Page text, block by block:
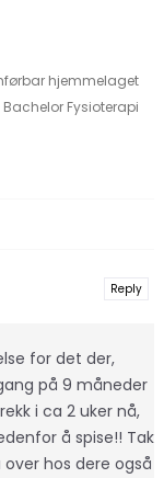
hjemmelaget
Fysioterapi
for det der,
på 9 måneder
i ca 2 uker nå,
å spise!! Takk
hos dere også
Reply